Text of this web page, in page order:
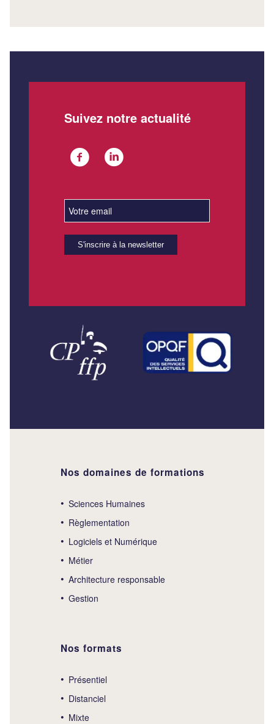
Suivez notre actualité
Nos domaines de formations
Sciences Humaines
Règlementation
Logiciels et Numérique
Métier
Architecture responsable
Gestion
Nos formats
Présentiel
Distanciel
Mixte